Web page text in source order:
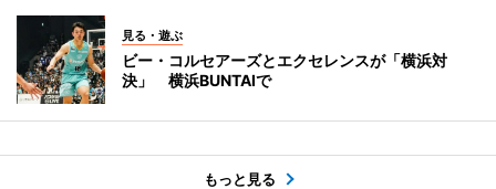
見る・遊ぶ
ビー・コルセアーズとエクセレンスが「横浜対
決」 横浜BUNTAIで
もっと見る